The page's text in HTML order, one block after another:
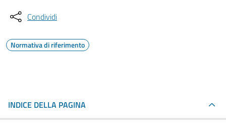
Condividi
Normativa di riferimento
INDICE DELLA PAGINA